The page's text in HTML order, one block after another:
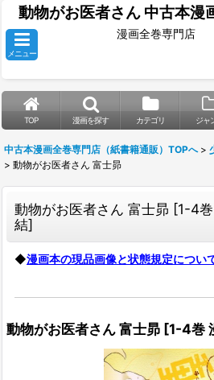
動物がお医者さん 中古本漫
メニュー
漫画全巻専門店
TOP 漫画を探す カテゴリ ジャ
中古本漫画全巻専門店（紙書籍通販）TOPへ >
> 動物がお医者さん 富士昴
動物がお医者さん 富士昴 [1-4
結]
◆漫画本の現品画像と状態規定につい
動物がお医者さん 富士昴 [1-4巻